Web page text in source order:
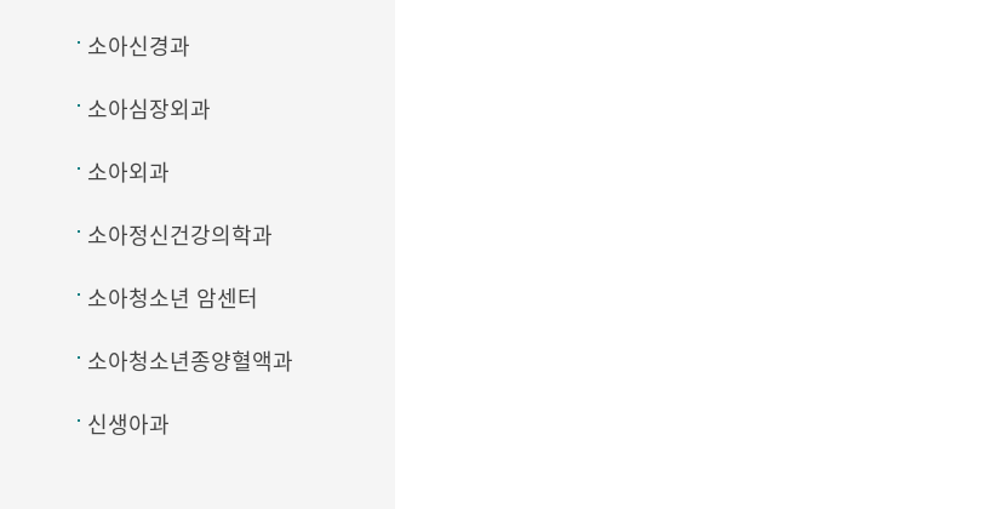
소아신경과
소아심장외과
소아외과
소아정신건강의학과
소아청소년 암센터
소아청소년종양혈액과
신생아과